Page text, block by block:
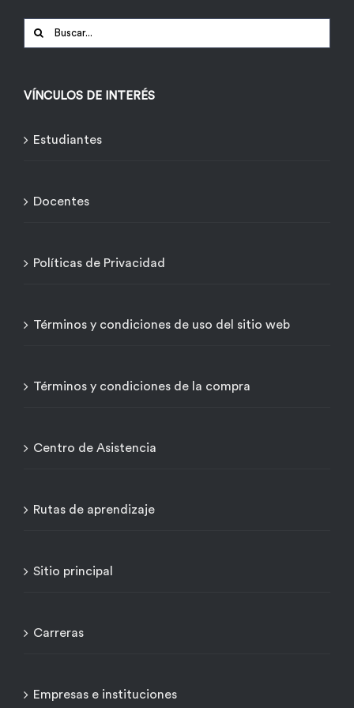
Buscar:
VÍNCULOS DE INTERÉS
Estudiantes
Docentes
Políticas de Privacidad
Términos y condiciones de uso del sitio web
Términos y condiciones de la compra
Centro de Asistencia
Rutas de aprendizaje
Sitio principal
Carreras
Empresas e instituciones